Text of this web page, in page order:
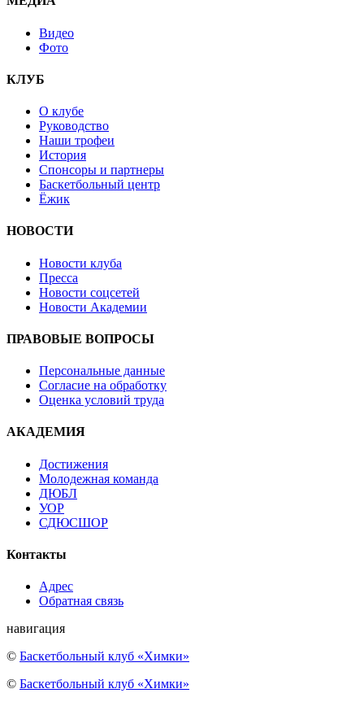
Видео
Фото
КЛУБ
О клубе
Руководство
Наши трофеи
История
Спонсоры и партнеры
Баскетбольный центр
Ёжик
НОВОСТИ
Новости клуба
Пресса
Новости соцсетей
Новости Академии
ПРАВОВЫЕ ВОПРОСЫ
Персональные данные
Согласие на обработку
Оценка условий труда
АКАДЕМИЯ
Достижения
Молодежная команда
ДЮБЛ
УОР
СДЮСШОР
Контакты
Адрес
Обратная связь
навигация
© Баскетбольный клуб «Химки»
© Баскетбольный клуб «Химки»